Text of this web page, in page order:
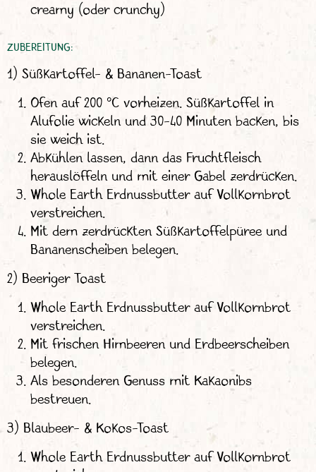
creamy (oder crunchy)
ZUBEREITUNG:
1) Süßkartoffel- & Bananen-Toast
Ofen auf 200 °C vorheizen. Süßkartoffel in
Alufolie wickeln und 30–40 Minuten backen, bis
sie weich ist.
Abkühlen lassen, dann das Fruchtfleisch
herauslöffeln und mit einer Gabel zerdrücken.
Whole Earth Erdnussbutter auf Vollkornbrot
verstreichen.
Mit dem zerdrückten Süßkartoffelpüree und
Bananenscheiben belegen.
2) Beeriger Toast
Whole Earth Erdnussbutter auf Vollkornbrot
verstreichen.
Mit frischen Himbeeren und Erdbeerscheiben
belegen.
Als besonderen Genuss mit Kakaonibs
bestreuen.
3) Blaubeer- & Kokos-Toast
Whole Earth Erdnussbutter auf Vollkornbrot